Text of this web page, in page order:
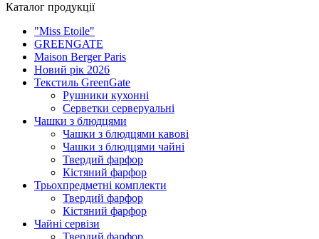
Каталог продукції
"Miss Etoile"
GREENGATE
Maison Berger Paris
Новий рік 2026
Текстиль GreenGate
Рушники кухонні
Серветки серверуальні
Чашки з блюдцями
Чашки з блюдцями кавові
Чашки з блюдцями чайні
Твердий фарфор
Кістяний фарфор
Трьохпредметні комплекти
Твердий фарфор
Кістяний фарфор
Чайні сервізи
Твердий фарфор